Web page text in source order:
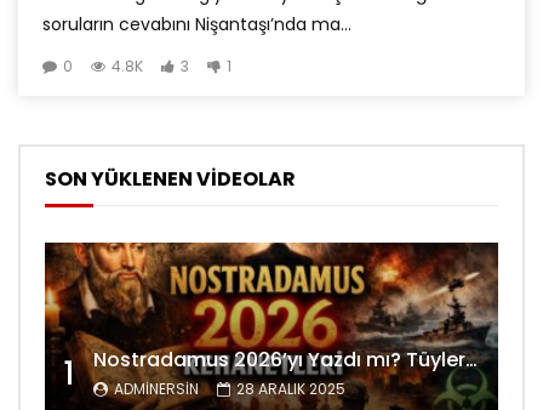
soruların cevabını Nişantaşı’nda ma...
0 4.8K 3 1
SON YÜKLENEN VİDEOLAR
1 Nostradamus 2026’yı Yazdı mı? Tüyler Ürperten Kehanetler
ADMINERSIN 28 ARALIK 2025